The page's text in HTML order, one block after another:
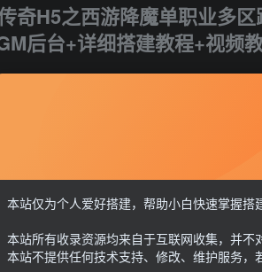
奇H5之西游降魔单职业多
后台+详细搭建教程+视频
GM后台+简易
G币30
本站仅为个人爱好搭建，帮助小白快速掌握搭
本站所有收录资源均来自于互联网收集，并不
本站不提供任何技术支持、修改、维护服务，